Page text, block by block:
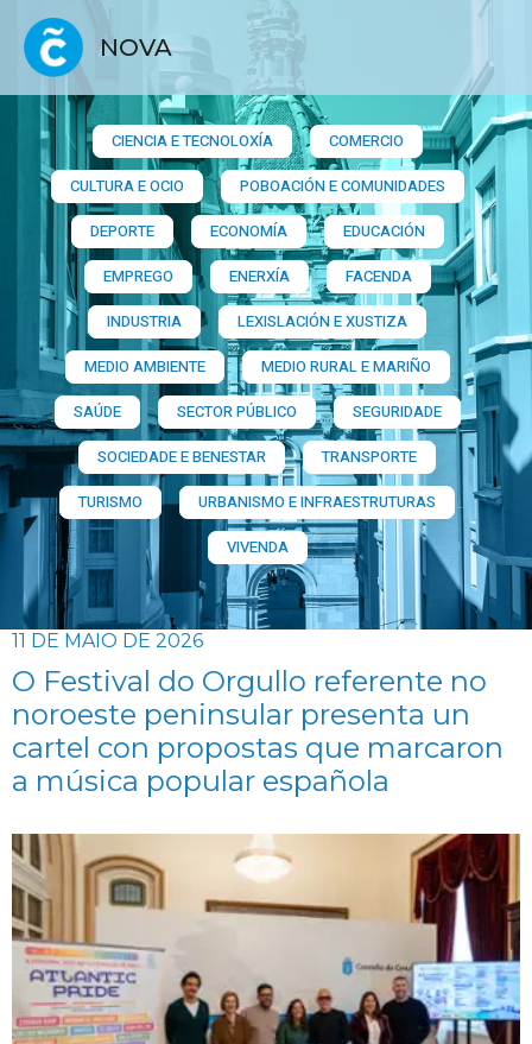
NOVA
CIENCIA E TECNOLOXÍA
COMERCIO
CULTURA E OCIO
POBOACIÓN E COMUNIDADES
DEPORTE
ECONOMÍA
EDUCACIÓN
EMPREGO
ENERXÍA
FACENDA
INDUSTRIA
LEXISLACIÓN E XUSTIZA
MEDIO AMBIENTE
MEDIO RURAL E MARIÑO
SAÚDE
SECTOR PÚBLICO
SEGURIDADE
SOCIEDADE E BENESTAR
TRANSPORTE
TURISMO
URBANISMO E INFRAESTRUTURAS
VIVENDA
11 DE MAIO DE 2026
O Festival do Orgullo referente no
noroeste peninsular presenta un
cartel con propostas que marcaron
a música popular española